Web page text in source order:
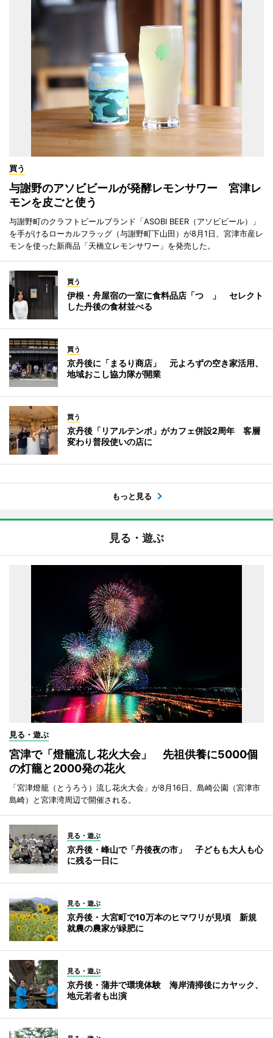
買う
与謝野のアソビビールが発酵レモンサワー 宮津レ
モンを皮ごと使う
与謝野町のクラフトビールブランド「ASOBI BEER（アソビビール）」
を手がけるローカルフラッグ（与謝野町下山田）が8月1日、宮津市産レ
モンを使った新商品「天橋立レモンサワー」を発売した。
買う
伊根・舟屋宿の一室に食料品店「つゝ」 セレクト
した丹後の食材並べる
買う
京丹後に「まるり商店」 元よろずの空き家活用、
地域おこし協力隊が開業
買う
京丹後「リアルテンポ」がカフェ併設2周年 客層
変わり普段使いの店に
もっと見る
見る・遊ぶ
見る・遊ぶ
宮津で「燈籠流し花火大会」 先祖供養に5000個
の灯籠と2000発の花火
「宮津燈籠（とうろう）流し花火大会」が8月16日、島崎公園（宮津市
島崎）と宮津湾周辺で開催される。
見る・遊ぶ
京丹後・峰山で「丹後夜の市」 子どもも大人も心
に残る一日に
見る・遊ぶ
京丹後・大宮町で10万本のヒマワリが見頃 新規
就農の農家が緑肥に
見る・遊ぶ
京丹後・蒲井で環境体験 海岸清掃後にカヤック、
地元若者も出演